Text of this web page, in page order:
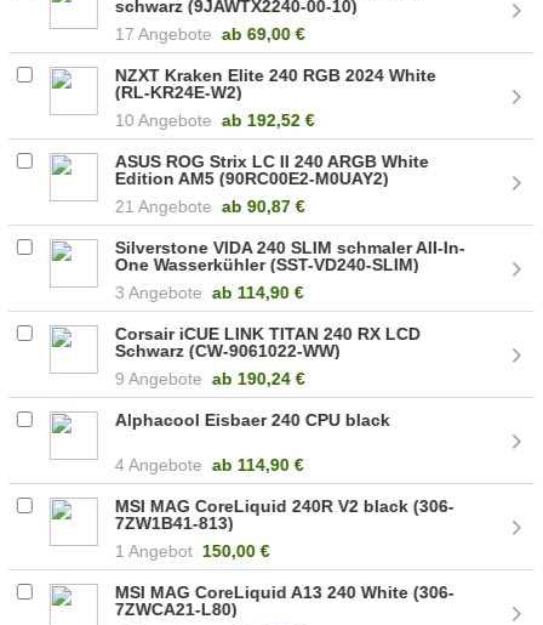
schwarz (9JAWTX2240-00-10)
17 Angebote ab 69,00 €
NZXT Kraken Elite 240 RGB 2024 White
(RL-KR24E-W2)
10 Angebote ab 192,52 €
ASUS ROG Strix LC II 240 ARGB White
Edition AM5 (90RC00E2-M0UAY2)
21 Angebote ab 90,87 €
Silverstone VIDA 240 SLIM schmaler All-In-
One Wasserkühler (SST-VD240-SLIM)
3 Angebote ab 114,90 €
Corsair iCUE LINK TITAN 240 RX LCD
Schwarz (CW-9061022-WW)
9 Angebote ab 190,24 €
Alphacool Eisbaer 240 CPU black
4 Angebote ab 114,90 €
MSI MAG CoreLiquid 240R V2 black (306-
7ZW1B41-813)
1 Angebot 150,00 €
MSI MAG CoreLiquid A13 240 White (306-
7ZWCA21-L80)